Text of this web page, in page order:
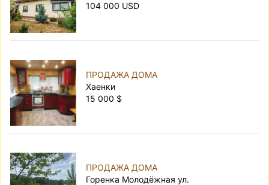
104 000 USD
ПРОДАЖА ДОМА
Хаенки
15 000 $
ПРОДАЖА ДОМА
Горенка Молодёжная ул.